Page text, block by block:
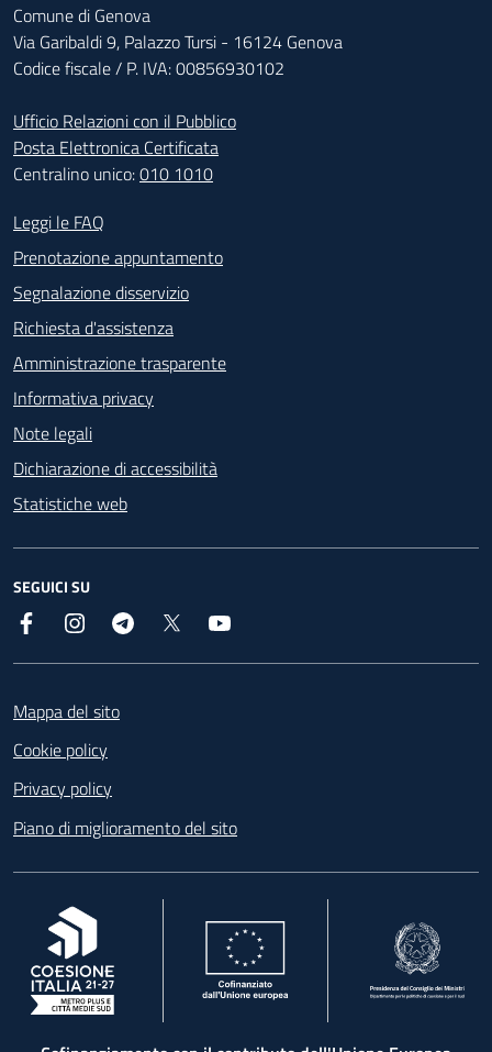
Comune di Genova
Via Garibaldi 9, Palazzo Tursi - 16124 Genova
Codice fiscale / P. IVA: 00856930102
Ufficio Relazioni con il Pubblico
Posta Elettronica Certificata
Centralino unico:010 1010
Footer - Contatti
Leggi le FAQ
Prenotazione appuntamento
Segnalazione disservizio
Richiesta d'assistenza
Amministrazione trasparente
Informativa privacy
Note legali
Dichiarazione di accessibilità
Statistiche web
SEGUICI SU
Facebook InstagramTelegram
Mappa del sito
Cookie policy
Privacy policy
Piano di miglioramento del sito
, apre in una nuova scheda